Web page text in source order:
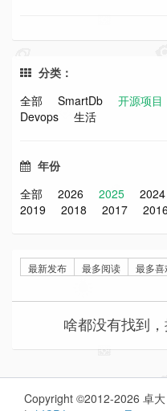
分类：
全部
SmartDb 开源项目
Devops
生活
年份
全部
2026 2025 2024
2019
2018 2017 2016
最新发布 最多阅读 最多喜
啥都没有找到
Copyright ©2012-2026 卓